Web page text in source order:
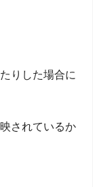
りした場合に
されているか